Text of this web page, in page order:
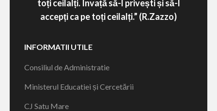
toți ceilalți. Învață să-l privești și să-l
accepți ca pe toți ceilalți.” (R.Zazzo)
INFORMATII UTILE
Consiliul de Administratie
Ministerul Educatiei și Cercetării
CJ Satu Mare